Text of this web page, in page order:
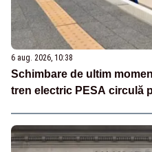
6 aug. 2026, 10:38
Schimbare de ultim
tren electric PESA circulă